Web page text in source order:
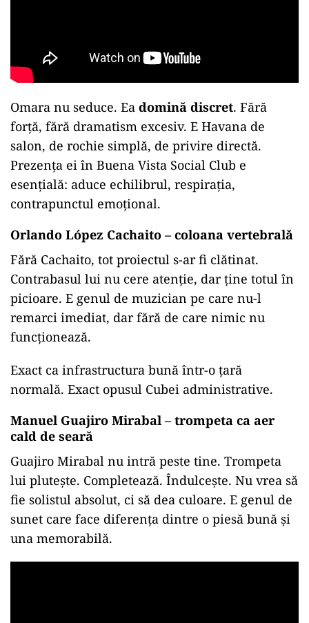
Omara nu seduce. Ea domină discret. Fără
forță, fără dramatism excesiv. E Havana de
salon, de rochie simplă, de privire directă.
Prezența ei în Buena Vista Social Club e
esențială: aduce echilibrul, respirația,
contrapunctul emoțional.
Orlando López Cachaito – coloana vertebrală
Fără Cachaito, tot proiectul s-ar fi clătinat.
Contrabasul lui nu cere atenție, dar ține totul în
picioare. E genul de muzician pe care nu-l
remarci imediat, dar fără de care nimic nu
funcționează.
Exact ca infrastructura bună într-o țară
normală. Exact opusul Cubei administrative.
Manuel Guajiro Mirabal – trompeta ca aer
cald de seară
Guajiro Mirabal nu intră peste tine. Trompeta
lui plutește. Completează. Îndulcește. Nu vrea să
fie solistul absolut, ci să dea culoare. E genul de
sunet care face diferența dintre o piesă bună și
una memorabilă.